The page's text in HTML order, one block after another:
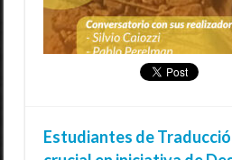
Estudiantes de